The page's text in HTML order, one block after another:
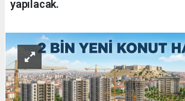
yapılacak.